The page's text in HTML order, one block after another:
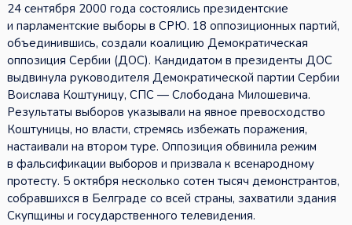
24 сентября 2000 года состоялись президентские
и парламентские выборы в СРЮ. 18 оппозиционных партий,
объединившись, создали коалицию Демократическая
оппозиция Сербии (ДОС). Кандидатом в президенты ДОС
выдвинула руководителя Демократической партии Сербии
Воислава Коштуницу, СПС — Слободана Милошевича.
Результаты выборов указывали на явное превосходство
Коштуницы, но власти, стремясь избежать поражения,
настаивали на втором туре. Оппозиция обвинила режим
в фальсификации выборов и призвала к всенародному
протесту. 5 октября несколько сотен тысяч демонстрантов,
собравшихся в Белграде со всей страны, захватили здания
Скупщины и государственного телевидения.